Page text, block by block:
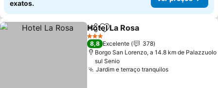
exatos.
PartilharAdicionar aos favoritos
Hotel La Rosa
3 Estrelas
8,8 Excelente
378
Borgo San Lorenzo, a 14.8 km de Palazzuolo
sul Senio
Jardim e terraço tranquilosVer preços